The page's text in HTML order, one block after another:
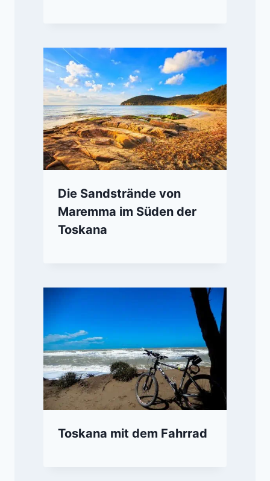
Die Sandstrände von
Maremma im Süden der
Toskana
Toskana mit dem Fahrrad